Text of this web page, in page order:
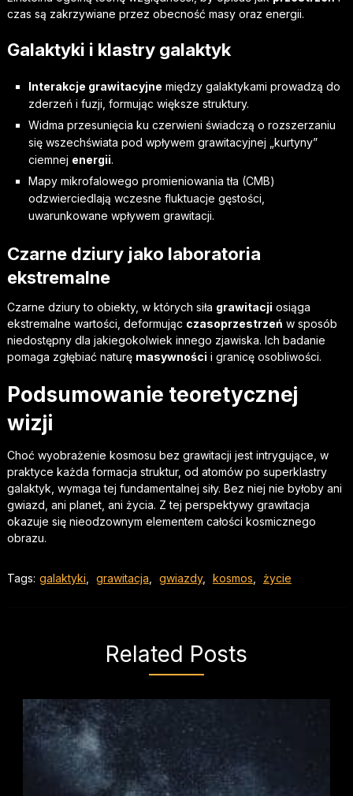
czas są zakrzywiane przez obecność masy oraz energii.
Galaktyki i klastry galaktyk
Interakcje grawitacyjne między galaktykami prowadzą do
zderzeń i fuzji, formując większe struktury.
Widma przesunięcia ku czerwieni świadczą o rozszerzaniu
się wszechświata pod wpływem grawitacyjnej „kurtyny”
ciemnej energii.
Mapy mikrofalowego promieniowania tła (CMB)
odzwierciedlają wczesne fluktuacje gęstości,
uwarunkowane wpływem grawitacji.
Czarne dziury jako laboratoria
ekstremalne
Czarne dziury to obiekty, w których siła grawitacji osiąga
ekstremalne wartości, deformując czasoprzestrzeń w sposób
niedostępny dla jakiegokolwiek innego zjawiska. Ich badanie
pomaga zgłębiać naturę masywności i granicę osobliwości.
Podsumowanie teoretycznej
wizji
Choć wyobrażenie kosmosu bez grawitacji jest intrygujące, w
praktyce każda formacja struktur, od atomów po superklastry
galaktyk, wymaga tej fundamentalnej siły. Bez niej nie byłoby ani
gwiazd, ani planet, ani życia. Z tej perspektywy grawitacja
okazuje się nieodzownym elementem całości kosmicznego
obrazu.
Tags: galaktyki grawitacja gwiazdy, kosmos życie
Related Posts